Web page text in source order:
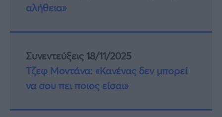
αλήθεια»
Συνεντεύξεις 18/11/2025
Τζεφ Μοντάνα: «Κανένας δεν μπορεί
να σου πει ποιος είσαι»